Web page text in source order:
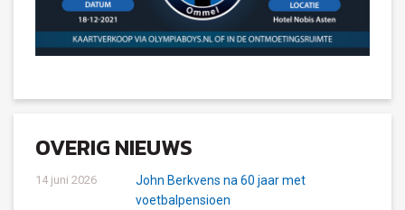
OVERIG NIEUWS
14 juni 2026
John Berkvens na 60 jaar met
voetbalpensioen